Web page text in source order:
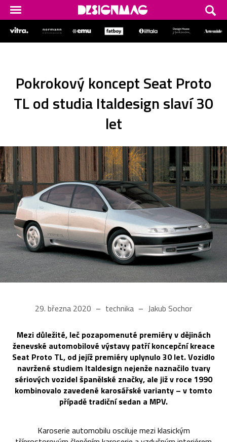
Pokrokový koncept Seat Proto
TL od studia Italdesign slaví 30
let
29. března 2020 technika Jakub Sochor
Mezi důležité, leč pozapomenuté premiéry v dějinách
ženevské automobilové výstavy patří koncepční kreace
Seat Proto TL, od jejíž premiéry uplynulo 30 let. Vozidlo
navržené studiem Italdesign nejenže naznačilo tvary
sériových vozidel španělské značky, ale již v roce 1990
kombinovalo zavedené karosářské varianty – v tomto
případě tradiční sedan a MPV.
Karoserie automobilu osciluje mezi klasickým